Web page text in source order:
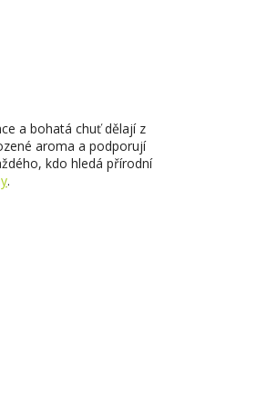
a bohatá chuť dělají z
aroma a podporují
kdo hledá přírodní
.